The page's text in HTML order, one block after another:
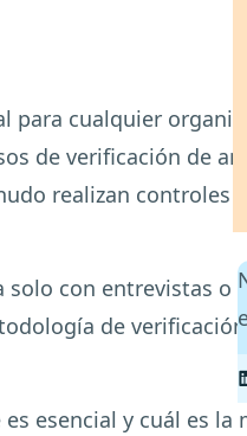
para cualquier
de verificación de
realizan controles
con entrevistas o
de verificación
esencial y cuál es la